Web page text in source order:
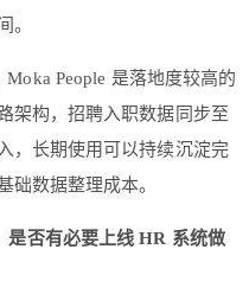
。
People 是落地度较高的
架构，招聘入职数据同步至
，长期使用可以持续沉淀完
础数据整理成本。
是否有必要上线 HR 系统做